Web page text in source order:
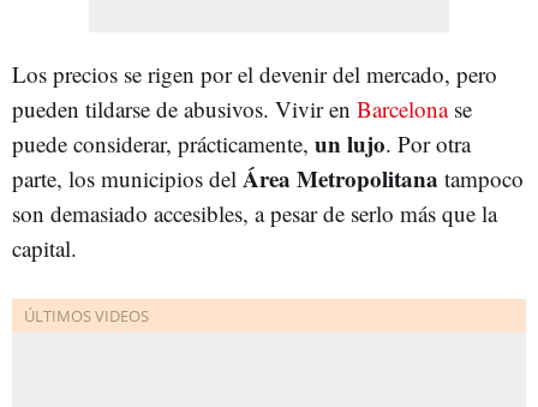
Los precios se rigen por el devenir del mercado, pero
pueden tildarse de abusivos. Vivir en Barcelonase
puede considerar, prácticamente, un lujo. Por otra
parte, los municipios del Área Metropolitana tampoco
son demasiado accesibles, a pesar de serlo más que la
capital.